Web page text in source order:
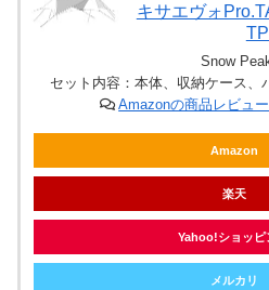
キサエヴォ
Snow
セット内容：本体、収納ケース、
Amazonの商品レビュ
Amazon
楽天
Yahoo!ショッピ
メルカリ